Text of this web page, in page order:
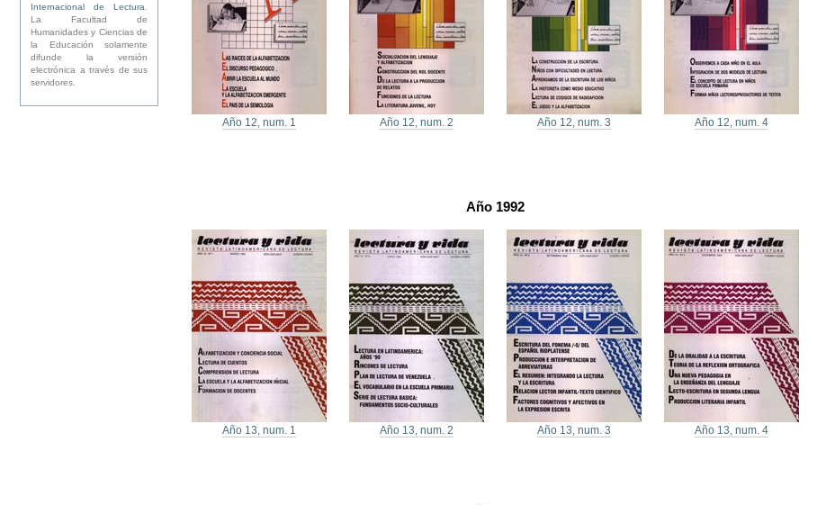
Internacional de Lectura
La Facultad de
Humanidades y Ciencias de
la Educación solamente
difunde la versión
electrónica a través de sus
servidores.
Año 12, num. 1 Año 12, num. 2 Año 12, num. 3 Año 12, num. 4
Año 1992
Año 13, num. 1 Año 13, num. 2 Año 13, num. 3 Año 13, num. 4